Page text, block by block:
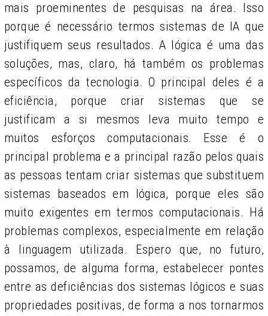
mais proeminentes de pesquisas na área. Isso
porque é necessário termos sistemas de IA que
justifiquem seus resultados. A lógica é uma das
soluções, mas, claro, há também os problemas
específicos da tecnologia. O principal deles é a
eficiência, porque criar sistemas que se
justificam a si mesmos leva muito tempo e
muitos esforços computacionais. Esse é o
principal problema e a principal razão pelos quais
as pessoas tentam criar sistemas que substituem
sistemas baseados em lógica, porque eles são
muito exigentes em termos computacionais. Há
problemas complexos, especialmente em relação
à linguagem utilizada. Espero que, no futuro,
possamos, de alguma forma, estabelecer pontes
entre as deficiências dos sistemas lógicos e suas
propriedades positivas, de forma a nos tornarmos